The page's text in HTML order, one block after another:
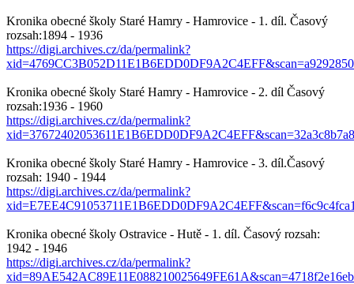
Kronika obecné školy Staré Hamry - Hamrovice - 1. díl. Časový
rozsah:1894 - 1936
https://digi.archives.cz/da/permalink?
Kronika obecné školy Staré Hamry - Hamrovice - 2. díl Časový
rozsah:1936 - 1960
https://digi.archives.cz/da/permalink?
Kronika obecné školy Staré Hamry - Hamrovice - 3. díl.Časový
rozsah: 1940 - 1944
https://digi.archives.cz/da/permalink?
Kronika obecné školy Ostravice - Hutě - 1. díl. Časový rozsah:
1942 - 1946
https://digi.archives.cz/da/permalink?